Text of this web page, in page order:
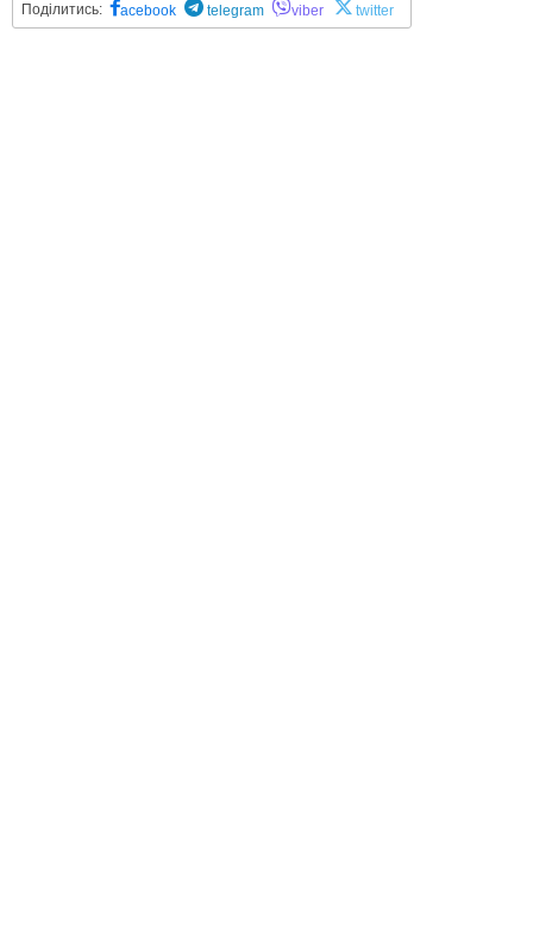
Поділитись: acebook telegram viber twitter